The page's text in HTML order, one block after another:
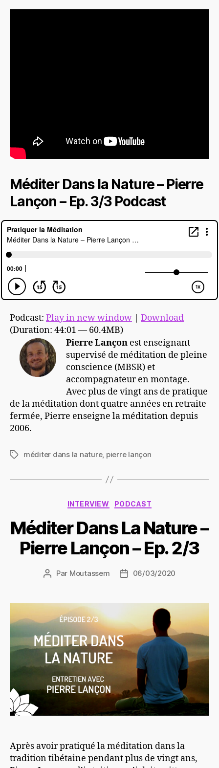
Méditer Dans la Nature – Pierre
Lançon – Ep. 3/3 Podcast
Podcast: Play in new window
Download
(Duration: 44:01 — 60.4MB)
Pierre Lançon est enseignant
supervisé de méditation de pleine
conscience (MBSR) et
accompagnateur en montage.
Avec plus de vingt ans de pratique
de la méditation dont quatre années en retraite
fermée, Pierre enseigne la méditation depuis
2006.
Étiquettes
méditer dans la nature, pierre lançon
Catégories
INTERVIEW PODCAST
Méditer Dans La Nature –
Pierre Lançon – Ep. 2/3
Auteur
Par Moutassem
Date06/03/2020
Après avoir pratiqué la méditation dans la
tradition tibétaine pendant plus de vingt ans,